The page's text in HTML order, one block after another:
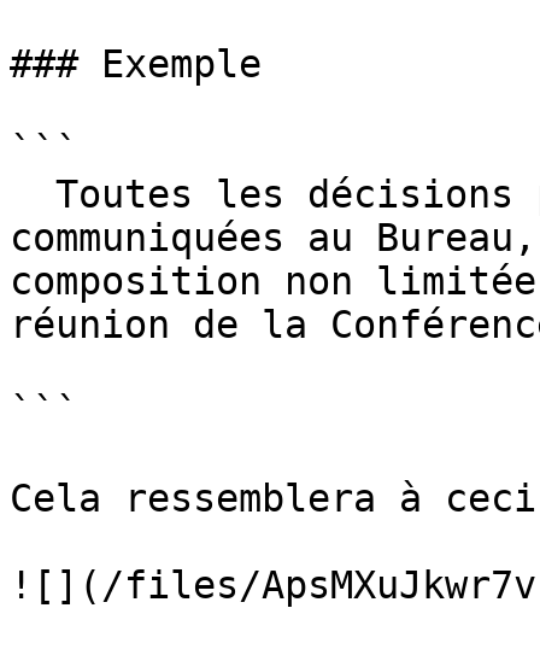
### Exemple
```
communiquées au
composition non
réunion de la
```
Cela ressemblera à
![](/files/